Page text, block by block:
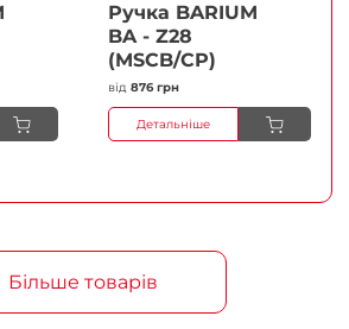
Ручка BARIUM
BA - Z28
(MSCB/CP)
від 876 грн
Детальніше
Більше товарів